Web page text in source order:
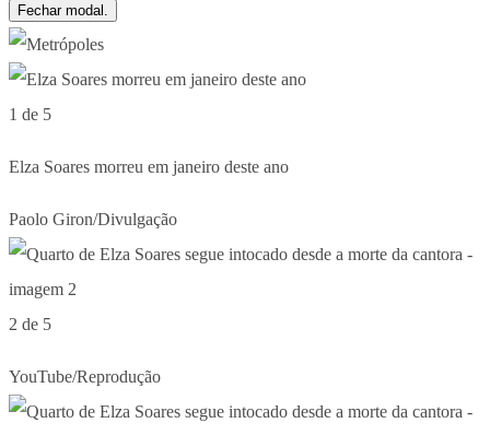
Fechar modal.
1 de 5
Elza Soares morreu em janeiro deste ano
Paolo Giron/Divulgação
2 de 5
YouTube/Reprodução